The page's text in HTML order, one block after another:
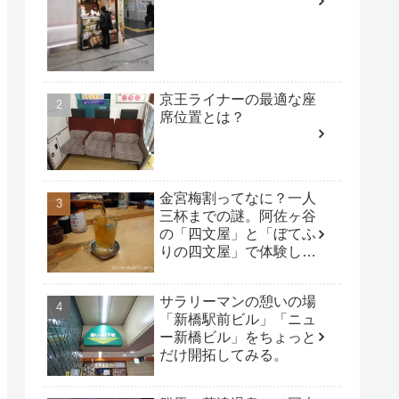
京王ライナーの最適な座
席位置とは？
金宮梅割ってなに？一人
三杯までの謎。阿佐ヶ谷
の「四文屋」と「ぼてふ
りの四文屋」で体験して
サラリーマンの憩いの場
「新橋駅前ビル」「ニュ
ー新橋ビル」をちょっと
だけ開拓してみる。